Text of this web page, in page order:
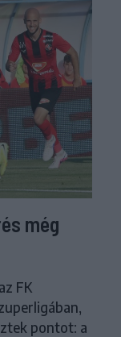
még
FK
pontot: a